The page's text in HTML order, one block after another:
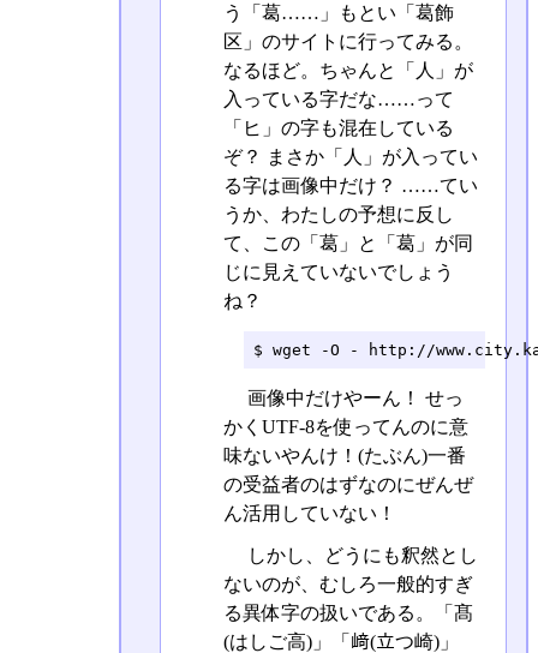
う「葛……」もとい「葛󠄁飾
区」のサイトに行ってみる。
なるほど。ちゃんと「人」が
入っている字だな……って
「ヒ」の字も混在している
ぞ？ まさか「人」が入ってい
る字は画像中だけ？ ……てい
うか、わたしの予想に反し
て、この「葛」と「葛󠄁」が同
じに見えていないでしょう
ね？
$ wget -O - http://
画像中だけやーん！ せっ
かくUTF-8を使ってんのに意
味ないやんけ！(たぶん)一番
の受益者のはずなのにぜんぜ
ん活用していない！
しかし、どうにも釈然とし
ないのが、むしろ一般的すぎ
る異体字の扱いである。「髙
(はしご高)」「﨑(立つ崎)」